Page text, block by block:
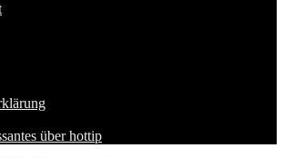
über hottip